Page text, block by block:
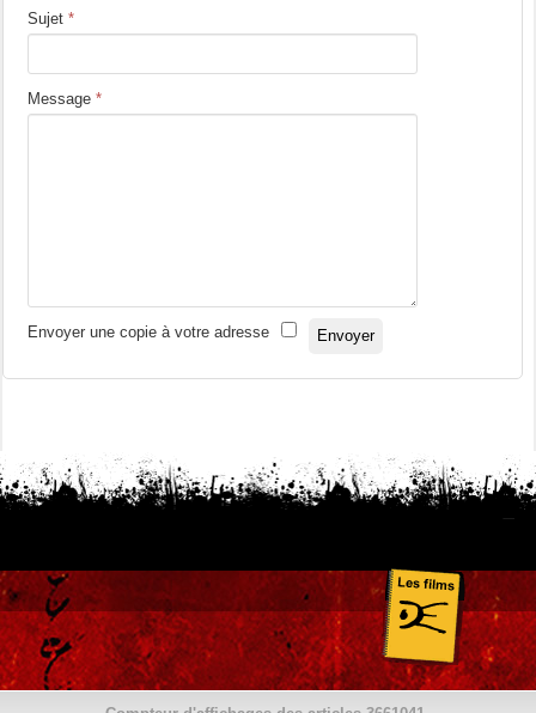
Sujet *
Message *
Envoyer une copie à votre adresse Envoyer